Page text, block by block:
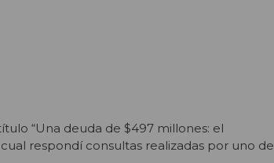
“Una deuda de $497 millones: el
respondí consultas realizadas por uno de